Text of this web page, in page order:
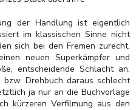
der Handlung ist eigentlich
im klassischen Sinne nicht
sich bei den Fremen zurecht,
neuen Superkämpfer und
entscheidende Schlacht an.
Drehbuch daraus schlecht
ja nur an die Buchvorlage
kürzeren Verfilmung aus den